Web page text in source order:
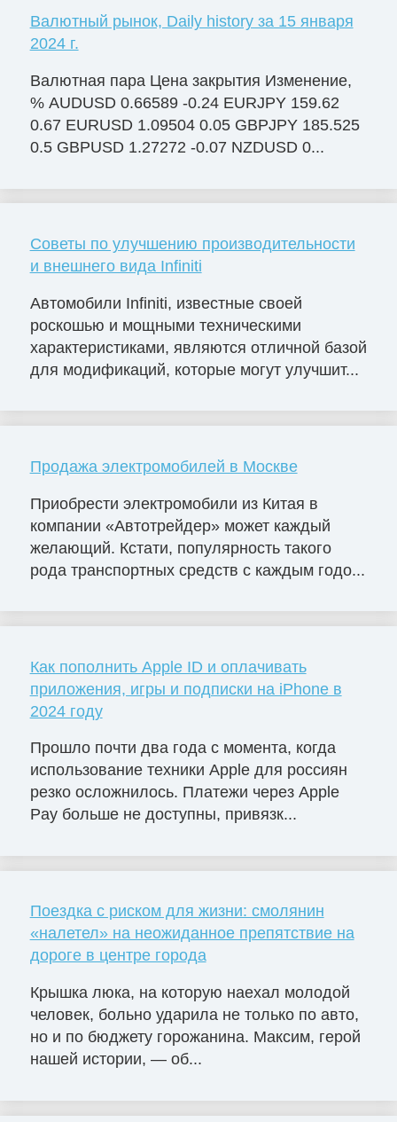
Валютный рынок, Daily history за 15 января
2024 г.
Валютная пара Цена закрытия Изменение,
% AUDUSD 0.66589 -0.24 EURJPY 159.62
0.67 EURUSD 1.09504 0.05 GBPJPY 185.525
0.5 GBPUSD 1.27272 -0.07 NZDUSD 0...
Советы по улучшению производительности
и внешнего вида Infiniti
Автомобили Infiniti, известные своей
роскошью и мощными техническими
характеристиками, являются отличной базой
для модификаций, которые могут улучшит...
Продажа электромобилей в Москве
Приобрести электромобили из Китая в
компании «Автотрейдер» может каждый
желающий. Кстати, популярность такого
рода транспортных средств с каждым годо...
Как пополнить Apple ID и оплачивать
приложения, игры и подписки на iPhone в
2024 году
Прошло почти два года с момента, когда
использование техники Apple для россиян
резко осложнилось. Платежи через Apple
Pay больше не доступны, привязк...
Поездка с риском для жизни: смолянин
«налетел» на неожиданное препятствие на
дороге в центре города
Крышка люка, на которую наехал молодой
человек, больно ударила не только по авто,
но и по бюджету горожанина. Максим, герой
нашей истории, — об...